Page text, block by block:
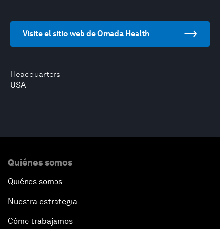
Headquarters
USA
Visite el sitio web de Omada Health
Quiénes somos
Quiénes somos
Nuestra estrategia
Cómo trabajamos